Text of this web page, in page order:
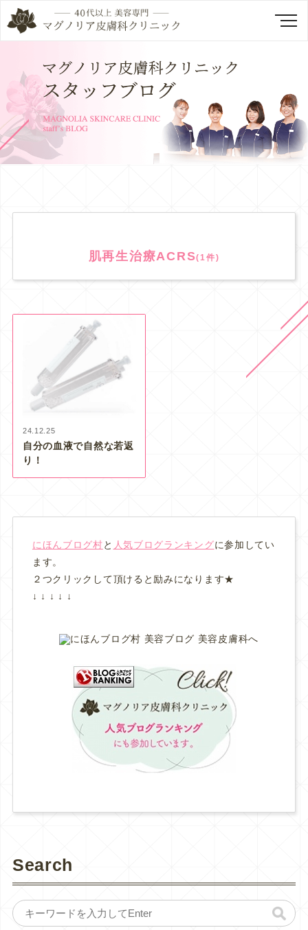
肌再生治療ACRS(1件)
24.12.25
自分の血液で自然な若返
り！
にほんブログ村と 人気ブログランキングに参加してい
ます。
２つクリックして頂けると励みになります★
↓ ↓ ↓ ↓ ↓
Search